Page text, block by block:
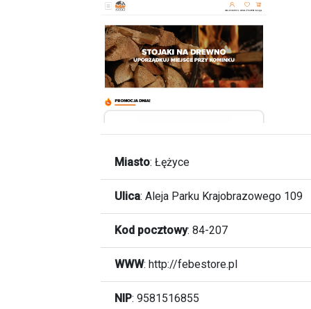
Miasto: Łężyce
Ulica: Aleja Parku Krajobrazowego 109
Kod pocztowy: 84-207
WWW: http://febestore.pl
NIP: 9581516855